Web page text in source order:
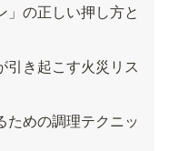
」の正しい押し方と
引き起こす火災リス
ための調理テクニッ